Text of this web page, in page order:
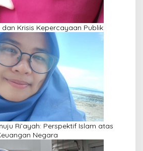
Krisis Kepercayaan Publik
Ri’ayah: Perspektif Islam atas
Negara